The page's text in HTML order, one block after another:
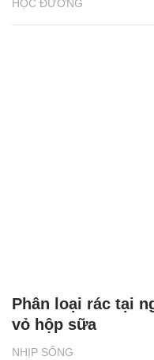
HỌC ĐƯỜNG
NHỊP SỐNG
Phân loại rác tại
vỏ hộp sữa